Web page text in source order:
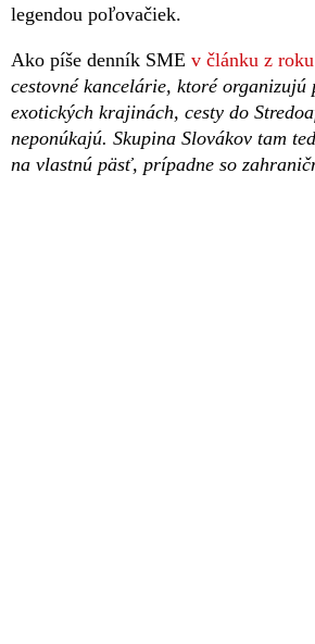
legendou poľovačiek.
Ako píše denník SME v článku z
cestovné kancelárie, ktoré organizujú
exotických krajinách, cesty do
neponúkajú. Skupina Slovákov tam
na vlastnú päsť, prípadne so